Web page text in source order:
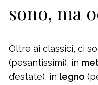
sono, ma
Oltre ai classici, ci
(pesantissimi), in
d’estate), in legno